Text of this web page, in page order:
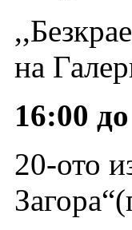
на
16:00
20-ото